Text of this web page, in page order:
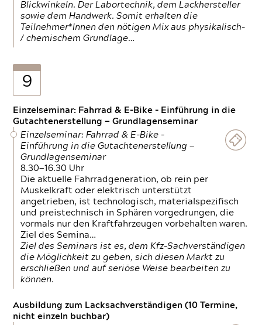
Blickwinkeln. Der Labortechnik, dem Lackhersteller
sowie dem Handwerk. Somit erhalten die
Teilnehmer*Innen den nötigen Mix aus physikalisch-
/ chemischem Grundlage…
9
Einzelseminar: Fahrrad & E-Bike - Einführung in die
Gutachtenerstellung — Grundlagenseminar
Einzelseminar: Fahrrad & E-Bike -
Einführung in die Gutachtenerstellung —
Grundlagenseminar
8.30—16.30 Uhr
Die aktuelle Fahrradgeneration, ob rein per
Muskelkraft oder elektrisch unterstützt
angetrieben, ist technologisch, materialspezifisch
und preistechnisch in Sphären vorgedrungen, die
vormals nur den Kraftfahrzeugen vorbehalten waren.
Ziel des Semina…
Ziel des Seminars ist es, dem Kfz-Sachverständigen
die Möglichkeit zu geben, sich diesen Markt zu
erschließen und auf seriöse Weise bearbeiten zu
können.
Ausbildung zum Lacksachverständigen (10 Termine,
nicht einzeln buchbar)